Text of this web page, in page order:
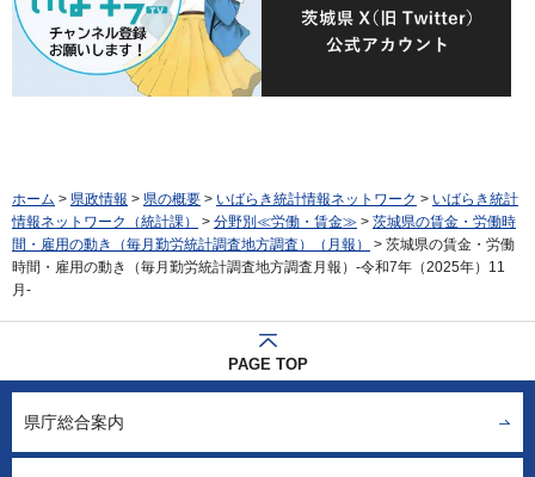
ホーム > 県政情報 > 県の概要 > いばらき統計情報ネットワーク > いばらき統計
情報ネットワーク（統計課）
> 分野別≪労働・賃金≫ > 茨城県の賃金・労働時
間・雇用の動き（毎月勤労統計調査地方調査）（月報）
> 茨城県の賃金・労働
時間・雇用の動き（毎月勤労統計調査地方調査月報）-令和7年（2025年）11
月-
PAGE TOP
県庁総合案内